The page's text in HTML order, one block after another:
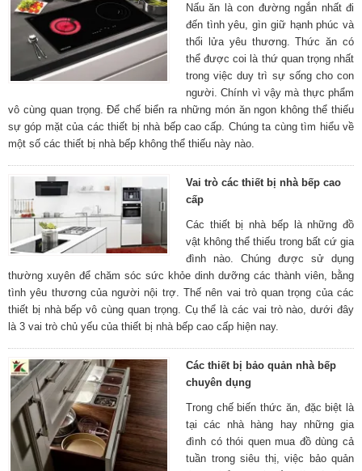
Nấu ăn là con đường ngắn nhất đi
đến tình yêu, gìn giữ hạnh phúc và
thổi lửa yêu thương. Thức ăn có
thể được coi là thứ quan trọng nhất
trong việc duy trì sự sống cho con
người. Chính vì vậy mà thực phẩm
vô cùng quan trọng. Để chế biển ra những món ăn ngon không thể thiếu
sự góp mặt của các thiết bị nhà bếp cao cấp. Chúng ta cùng tìm hiểu về
một số các thiết bị nhà bếp không thể thiếu này nào.
Vai trò các thiết bị nhà bếp cao
cấp
Các thiết bị nhà bếp là những đồ
vật không thể thiếu trong bất cứ gia
đình nào. Chúng được sử dụng
thường xuyên để chăm sóc sức khỏe dinh dưỡng các thành viên, bằng
tình yêu thương của người nội trợ. Thế nên vai trò quan trọng của các
thiết bị nhà bếp vô cùng quan trọng. Cụ thể là các vai trò nào, dưới đây
là 3 vai trò chủ yếu của thiết bị nhà bếp cao cấp hiện nay.
Các thiết bị bảo quản nhà bếp
chuyên dụng
Trong chế biến thức ăn, đặc biệt là
tại các nhà hàng hay những gia
đình có thói quen mua đồ dùng cả
tuần trong siêu thị, việc bảo quản